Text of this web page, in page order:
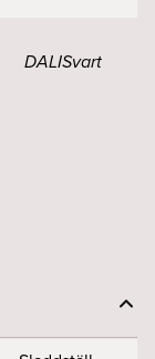
DALISvart